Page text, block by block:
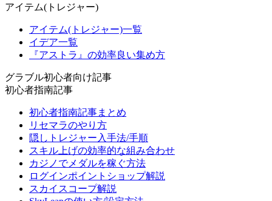
アイテム(トレジャー)
アイテム(トレジャー)一覧
イデア一覧
『アストラ』の効率良い集め方
グラブル初心者向け記事
初心者指南記事
初心者指南記事まとめ
リセマラのやり方
隠しトレジャー入手法/手順
スキル上げの効率的な組み合わせ
カジノでメダルを稼ぐ方法
ログインポイントショップ解説
スカイスコープ解説